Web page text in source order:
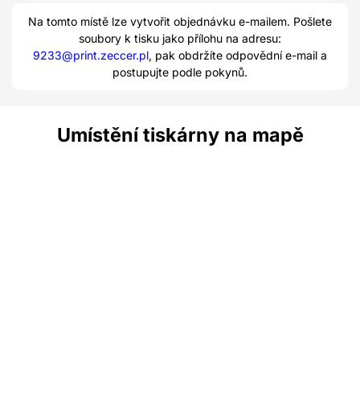
Na tomto místě lze vytvořit objednávku e-mailem. Pošlete
soubory k tisku jako přílohu na adresu:
9233@print.zeccer.pl, pak obdržíte odpovědní e-mail a
postupujte podle pokynů.
Umístění tiskárny na mapě